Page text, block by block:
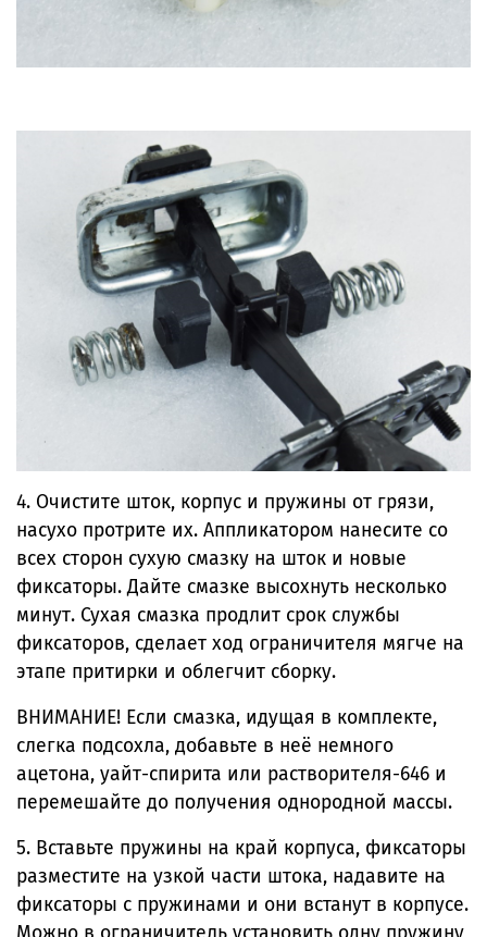
4. Очистите шток, корпус и пружины от грязи,
насухо протрите их. Аппликатором нанесите со
всех сторон сухую смазку на шток и новые
фиксаторы. Дайте смазке высохнуть несколько
минут. Сухая смазка продлит срок службы
фиксаторов, сделает ход ограничителя мягче на
этапе притирки и облегчит сборку.
ВНИМАНИЕ! Если смазка, идущая в комплекте,
слегка подсохла, добавьте в неё немного
ацетона, уайт-спирита или растворителя-646 и
перемешайте до получения однородной массы.
5. Вставьте пружины на край корпуса, фиксаторы
разместите на узкой части штока, надавите на
фиксаторы с пружинами и они встанут в корпусе.